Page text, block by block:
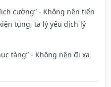
cường” - Không nên tiến
tụng, ta lý yếu địch lý
tàng” - Không nên đi xa